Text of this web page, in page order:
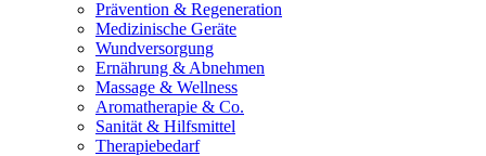
Prävention & Regeneration
Medizinische Geräte
Wundversorgung
Ernährung & Abnehmen
Massage & Wellness
Aromatherapie & Co.
Sanität & Hilfsmittel
Therapiebedarf